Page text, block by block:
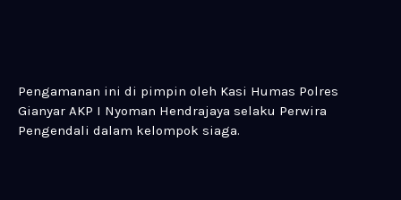
Pengamanan ini di pimpin oleh Kasi Humas Polres
Gianyar AKP I Nyoman Hendrajaya selaku Perwira
Pengendali dalam kelompok siaga.